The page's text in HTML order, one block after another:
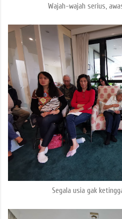
Wajah-wajah serius,
Segala usia gak